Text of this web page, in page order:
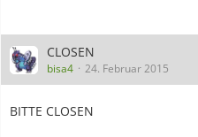
CLOSEN
bisa4 24. Februar 2015
BITTE CLOSEN